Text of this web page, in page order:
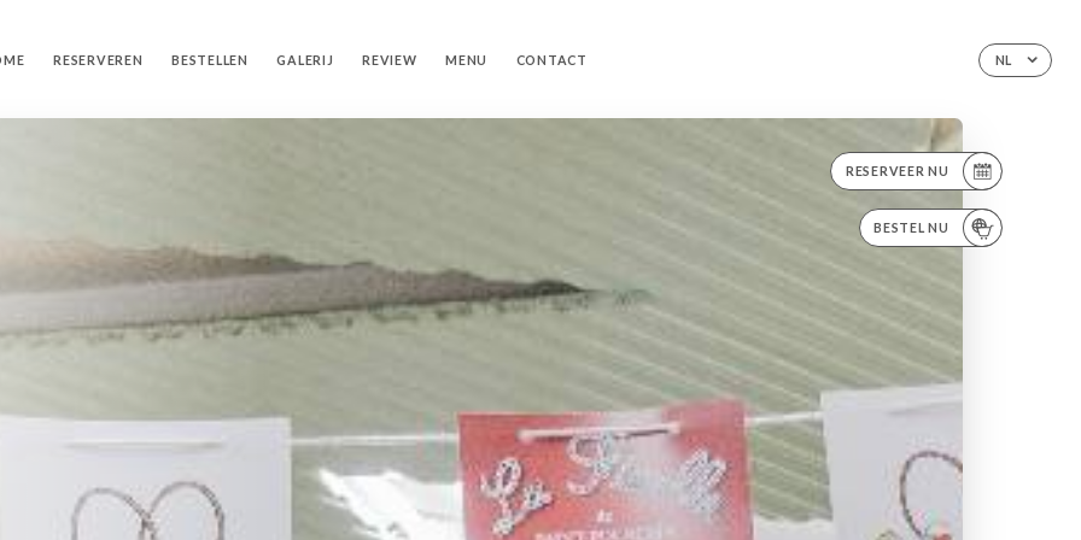
NL
RESERVEREN BESTELLEN GALERIJ REVIEW MENU CONTACT
RESERVEER NU
BESTEL NU